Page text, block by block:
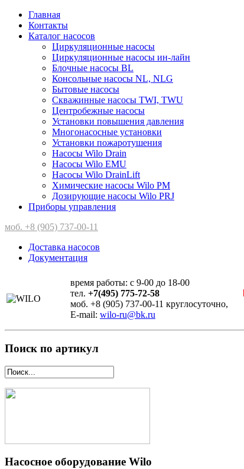
Главная
Контакты
Каталог насосов
Циркуляционные насосы
Циркуляционные насосы ин-лайн
Блочные насосы BL
Консольные насосы NL, NLG
Бытовые насосы
Скважинные насосы TWI, TWU
Центробежные насосы
Установки повышения давления
Многонасосные установки
Установки пожаротушения
Насосы Wilo Drain
Насосы Wilo EMU
Насосы Wilo DrainLift
Химические насосы Wilo PM
Дозирующие насосы Wilo PRJ
Приборы управления
моб. +8 (905) 737-00-11
Доставка насосов
Документация
время работы: с 9-00 до 18-00
тел. +7(495) 775-72-58
моб. +8 (905) 737-00-11 круглосуточно,
E-mail: wilo-ru@bk.ru
Поиск по артикул
Насосное оборудование Wilo